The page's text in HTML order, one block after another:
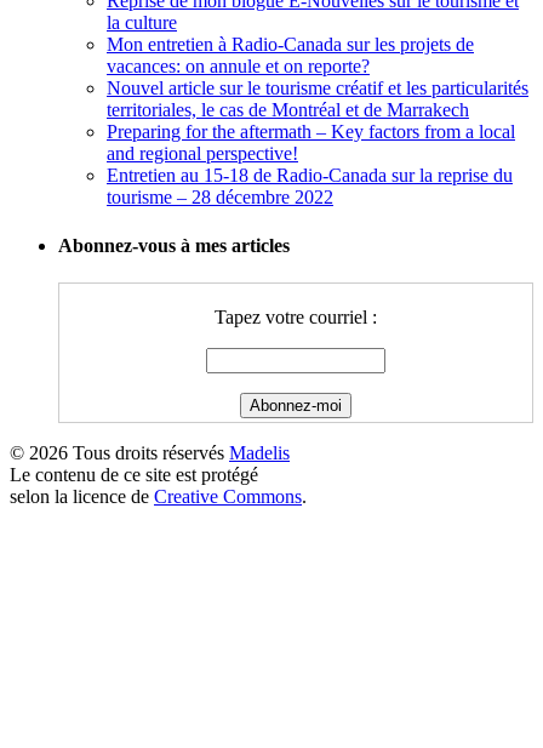
la culture
Mon entretien à Radio-Canada sur les projets de
vacances: on annule et on reporte?
Nouvel article sur le tourisme créatif et les particularités
territoriales, le cas de Montréal et de Marrakech
Preparing for the aftermath – Key factors from a local
and regional perspective!
Entretien au 15-18 de Radio-Canada sur la reprise du
tourisme – 28 décembre 2022
Abonnez-vous à mes articles
Tapez votre courriel :
© 2026 Tous droits réservés Madelis
Le contenu de ce site est protégé
selon la licence de Creative Commons.